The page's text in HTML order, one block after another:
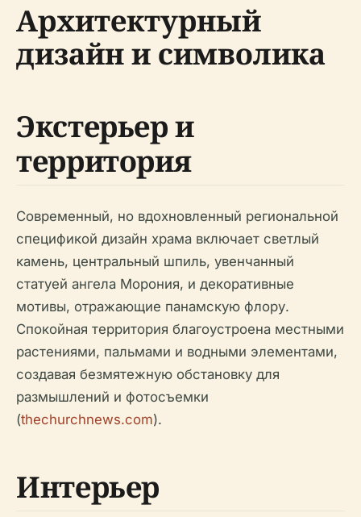
Архитектурный
дизайн и символика
Экстерьер и
территория
Современный, но вдохновленный региональной
спецификой дизайн храма включает светлый
камень, центральный шпиль, увенчанный
статуей ангела Морония, и декоративные
мотивы, отражающие панамскую флору.
Спокойная территория благоустроена местными
растениями, пальмами и водными элементами,
создавая безмятежную обстановку для
размышлений и фотосъемки
(thechurchnews.com).
Интерьер